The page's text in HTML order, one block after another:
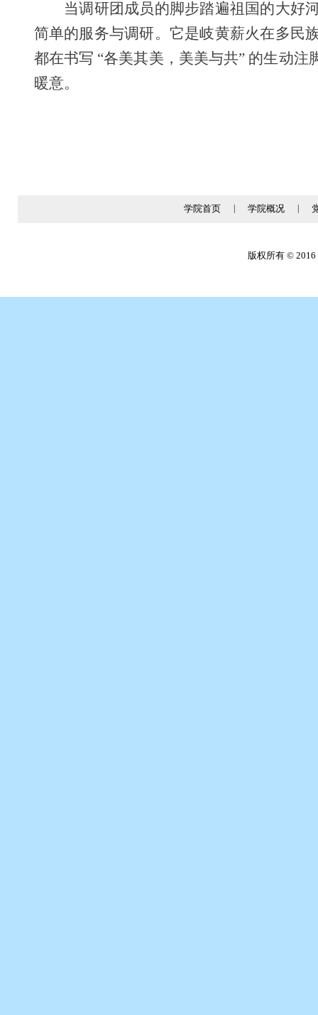
当调研团成员的脚步踏遍祖国的大好
简单的服务与调研。它是岐黄薪火在多民
都在书写 “各美其美，美美与共” 的生动
暖意。
学院首页 学院概况
版权所有 © 2016